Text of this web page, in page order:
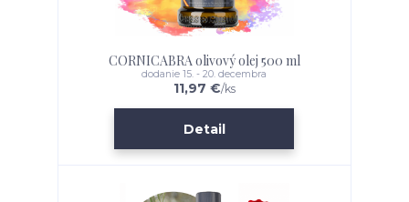
CORNICABRA olivový olej 500 ml
11,97 €/ks
dodanie 15. - 20. decembra
Detail